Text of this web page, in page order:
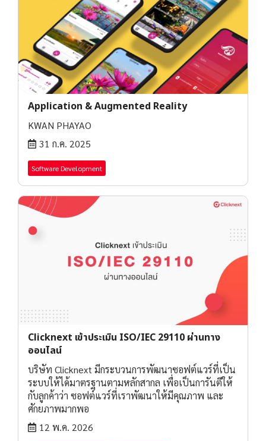
Application & Augmented Reality
KWAN PHAYAO
31 ก.ค. 2025
Software Development
Clicknext เข้าประเมิน ISO/IEC 29110 ผ่านทาง
ออนไลน์
บริษัท Clicknext มีกระบวนการพัฒนาซอฟต์แวร์ที่เป็น
ระบบให้ได้มาตรฐานตามหลักสากล เพื่อเป็นการันตีให้
กับลูกค้าว่า ซอฟต์แวร์ที่เราพัฒนาให้มีคุณภาพ และ
ศักยภาพมากพอ
12 พ.ค. 2026